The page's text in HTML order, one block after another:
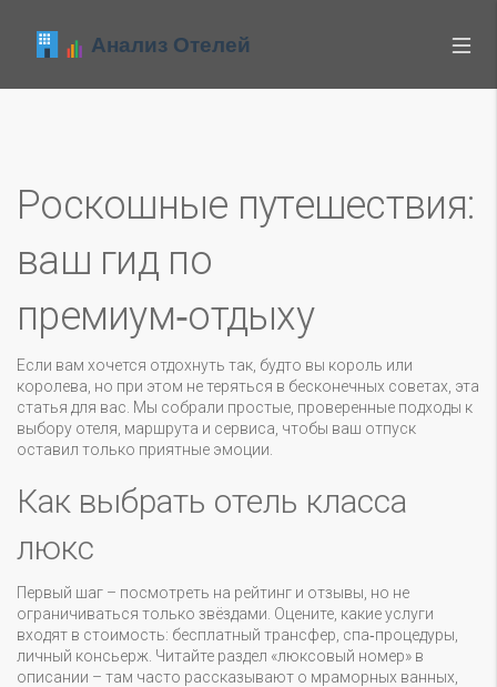
Роскошные путешествия:
ваш гид по
премиум‑отдыху
Если вам хочется отдохнуть так, будто вы король или
королева, но при этом не теряться в бесконечных советах, эта
статья для вас. Мы собрали простые, проверенные подходы к
выбору отеля, маршрута и сервиса, чтобы ваш отпуск
оставил только приятные эмоции.
Как выбрать отель класса
люкс
Первый шаг – посмотреть на рейтинг и отзывы, но не
ограничиваться только звёздами. Оцените, какие услуги
входят в стоимость: бесплатный трансфер, спа‑процедуры,
личный консьерж. Читайте раздел «люксовый номер» в
описании – там часто рассказывают о мраморных ванных,